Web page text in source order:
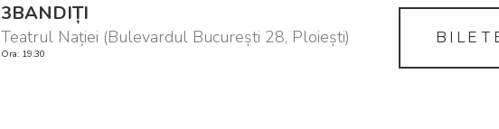
3BANDIȚI
Teatrul Nației (Bulevardul București 28, Ploiești)
Ora: 19:30